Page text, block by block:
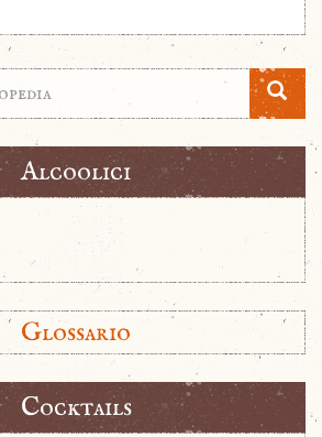
Alcoolici
Glossario
Cocktails